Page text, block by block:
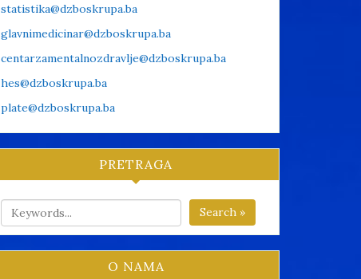
statistika@dzboskrupa.ba
glavnimedicinar@dzboskrupa.ba
centarzamentalnozdravlje@dzboskrupa.ba
hes@dzboskrupa.ba
plate@dzboskrupa.ba
PRETRAGA
Search »
O NAMA